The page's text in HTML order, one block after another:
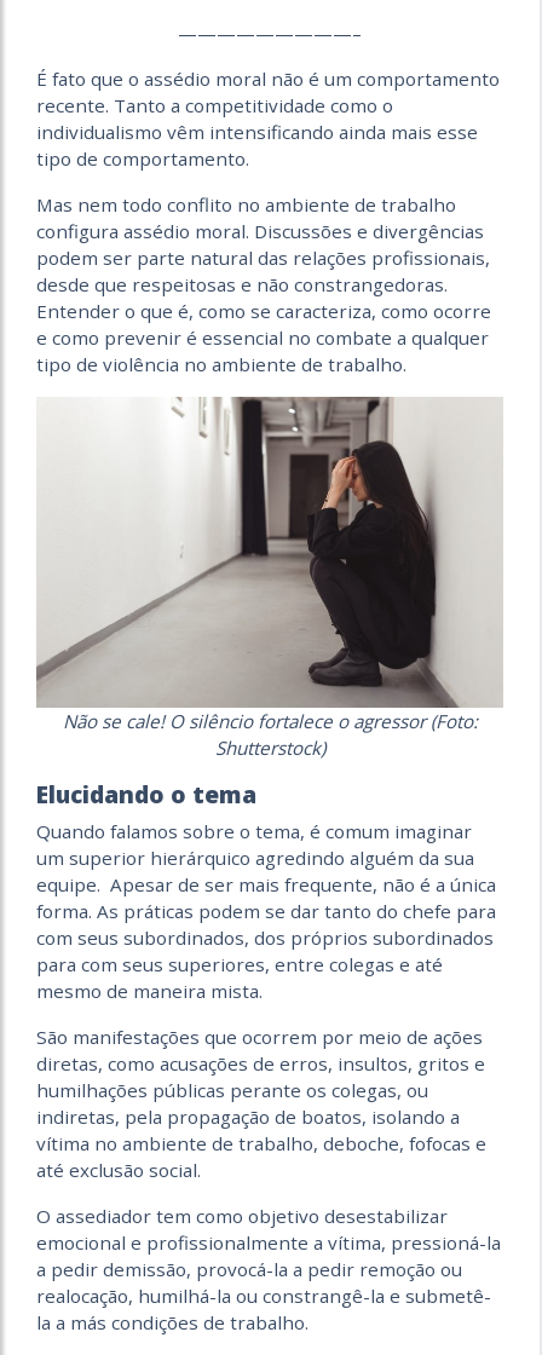
—————————–
É fato que o assédio moral não é um comportamento
recente. Tanto a competitividade como o
individualismo vêm intensificando ainda mais esse
tipo de comportamento.
Mas nem todo conflito no ambiente de trabalho
configura assédio moral. Discussões e divergências
podem ser parte natural das relações profissionais,
desde que respeitosas e não constrangedoras.
Entender o que é, como se caracteriza, como ocorre
e como prevenir é essencial no combate a qualquer
tipo de violência no ambiente de trabalho.
Não se cale! O silêncio fortalece o agressor (Foto:
Shutterstock)
Elucidando o tema
Quando falamos sobre o tema, é comum imaginar
um superior hierárquico agredindo alguém da sua
equipe. Apesar de ser mais frequente, não é a única
forma. As práticas podem se dar tanto do chefe para
com seus subordinados, dos próprios subordinados
para com seus superiores, entre colegas e até
mesmo de maneira mista.
São manifestações que ocorrem por meio de ações
diretas, como acusações de erros, insultos, gritos e
humilhações públicas perante os colegas, ou
indiretas, pela propagação de boatos, isolando a
vítima no ambiente de trabalho, deboche, fofocas e
até exclusão social.
O assediador tem como objetivo desestabilizar
emocional e profissionalmente a vítima, pressioná-la
a pedir demissão, provocá-la a pedir remoção ou
realocação, humilhá-la ou constrangê-la e submetê-
la a más condições de trabalho.